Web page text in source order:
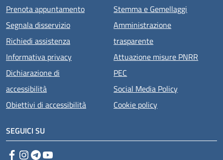
Prenota appuntamento
Segnala disservizio
Richiedi assistenza
Informativa privacy
Dichiarazione di
accessibilità
Obiettivi di accessibilità
Stemma e Gemellaggi
Amministrazione
trasparente
Attuazione misure PNRR
PEC
Social Media Policy
Cookie policy
SEGUICI SU
Facebook
Instagram
Telegram